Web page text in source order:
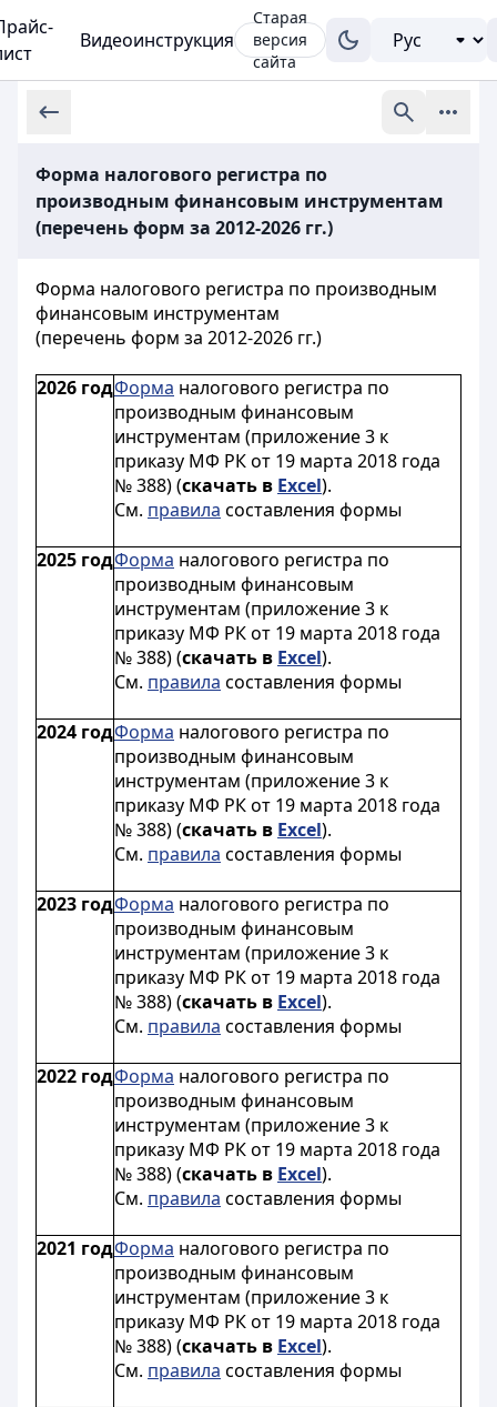
Видеоинструкция
Старая
версия
сайта
Форма налогового регистра по
производным финансовым инструментам
(перечень форм за 2012-2026 гг.)
Форма налогового регистра по производным
финансовым инструментам
(перечень форм за 2012-2026 гг.)
2026 годФорма налогового регистра по
производным финансовым
инструментам (приложение 3 к
приказу МФ РК от 19 марта 2018 года
№ 388) (скачать в Excel).
См. правила составления формы
2025 годФорма налогового регистра по
производным финансовым
инструментам (приложение 3 к
приказу МФ РК от 19 марта 2018 года
№ 388) (скачать в Excel).
См. правила составления формы
2024 годФорма налогового регистра по
производным финансовым
инструментам (приложение 3 к
приказу МФ РК от 19 марта 2018 года
№ 388) (скачать в Excel).
См. правила составления формы
2023 годФорма налогового регистра по
производным финансовым
инструментам (приложение 3 к
приказу МФ РК от 19 марта 2018 года
№ 388) (скачать в Excel).
См. правила составления формы
2022 годФорма налогового регистра по
производным финансовым
инструментам (приложение 3 к
приказу МФ РК от 19 марта 2018 года
№ 388) (скачать в Excel).
См. правила составления формы
2021 годФорма налогового регистра по
производным финансовым
инструментам (приложение 3 к
приказу МФ РК от 19 марта 2018 года
№ 388) (скачать в Excel).
См. правила составления формы